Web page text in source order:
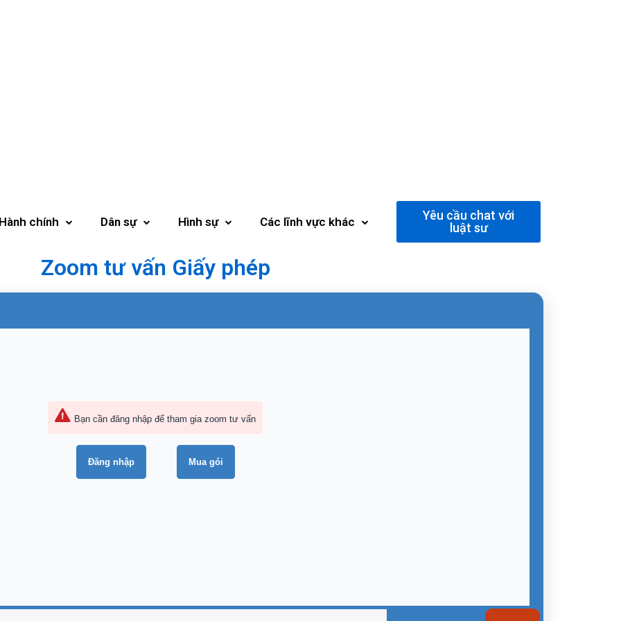
Hành chính Dân sự Hình sự Các lĩnh vực khác
Yêu cầu chat với
luật sư
Zoom tư vấn Giấy phép
Bạn cần đăng nhập để tham gia zoom tư vấn
Đăng nhập Mua gói